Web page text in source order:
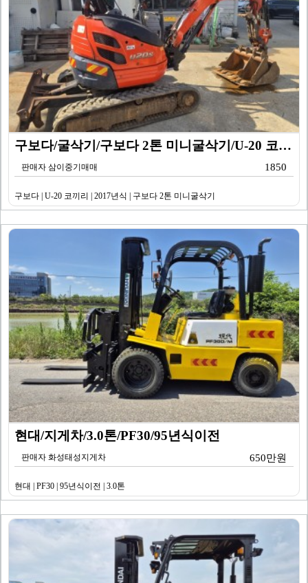
구보다/굴삭기/구보다 2톤 미니굴삭기/U-20 코끼리/…
판매자 삼이중기매매 1850
구보다 | U-20 코끼리 | 2017년식 | 구보다 2톤 미니굴삭기
현대/지게차/3.0톤/PF30/95년식이전
판매자 화성태성지게차 650만원
현대 | PF30 | 95년식이전 | 3.0톤